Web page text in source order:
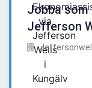
Jobba
Jefferson